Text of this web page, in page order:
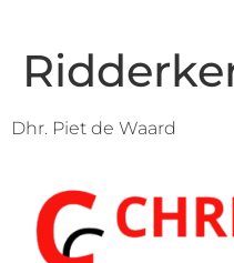
Dhr. Piet de Waard